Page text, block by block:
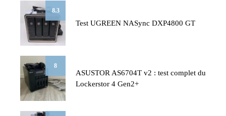
8.3
Test UGREEN NASync DXP4800 GT
8
ASUSTOR AS6704T v2 : test complet du
Lockerstor 4 Gen2+